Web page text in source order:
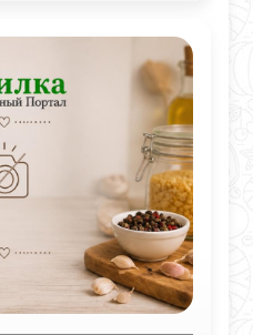
аромат
придает ему
салат идеально
перекуса или
заряжая энергией